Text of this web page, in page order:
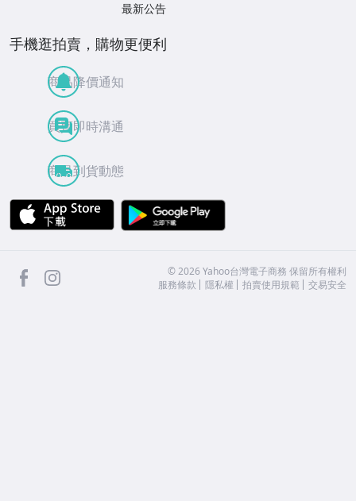
最新公告
手機逛拍賣，購物更便利
商品降價通知
買賣即時溝通
商品到貨動態
APP Store
facebook ©2026 Yahoo台灣電子商務 保留所有權利
服務條款
隱私權 拍賣使用規範 交易安全